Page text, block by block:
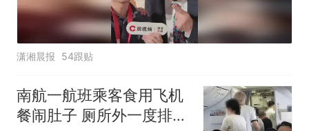
潇湘晨报 54跟贴
南航一航班乘客食用飞机
餐闹肚子 厕所外一度排长